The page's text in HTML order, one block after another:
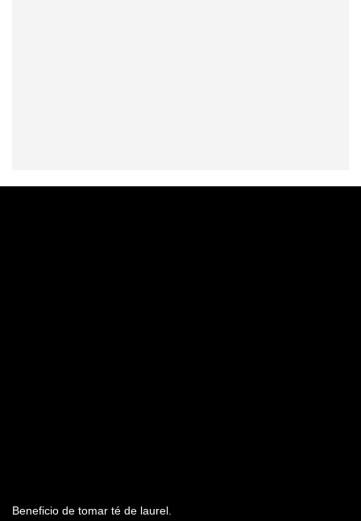
Beneficio de tomar té de laurel.